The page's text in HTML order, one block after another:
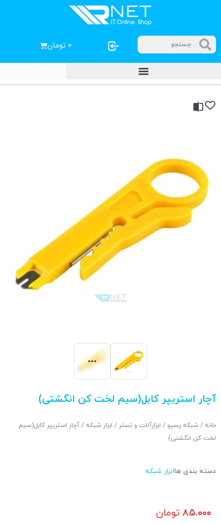
۰ تومان
آچار استریپر کابل(سیم لخت کن انگشتی)
خانه / شبکه پسیو / ابزارآلات و تستر / ابزار شبکه / آچار استریپر کابل(سیم
لخت کن انگشتی)
دسته بندی هاابزار شبکه
۸۵.۰۰۰ تومان